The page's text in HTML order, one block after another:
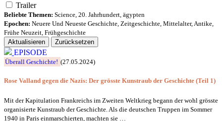
Trailer
Beliebte Themen: Science 20. Jahrhundert ägypten
Epochen: Neuere Und Neueste Geschichte Zeitgeschichte Mittelalter, Antike
Frühe Neuzeit Frühgeschichte
Aktualisieren
Zurücksetzen
EPISODE
Überall Geschichte! (27.05.2024)
Rose Valland gegen die Nazis: Der grösste Kunstraub der Geschichte (Teil 1)
Mit der Kapitulation Frankreichs im Zweiten Weltkrieg begann der wohl grösste
organisierte Kunstraub der Geschichte. Als die deutschen Truppen im Sommer
1940 in Paris einmarschierten, machten sie …